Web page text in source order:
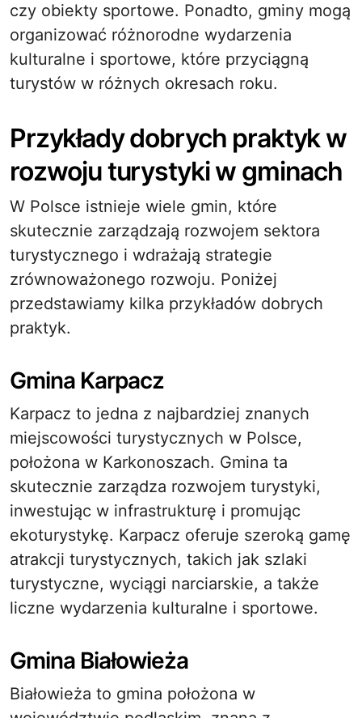
czy obiekty sportowe. Ponadto, gminy mogą
organizować różnorodne wydarzenia
kulturalne i sportowe, które przyciągną
turystów w różnych okresach roku.
Przykłady dobrych praktyk w
rozwoju turystyki w gminach
W Polsce istnieje wiele gmin, które
skutecznie zarządzają rozwojem sektora
turystycznego i wdrażają strategie
zrównoważonego rozwoju. Poniżej
przedstawiamy kilka przykładów dobrych
praktyk.
Gmina Karpacz
Karpacz to jedna z najbardziej znanych
miejscowości turystycznych w Polsce,
położona w Karkonoszach. Gmina ta
skutecznie zarządza rozwojem turystyki,
inwestując w infrastrukturę i promując
ekoturystykę. Karpacz oferuje szeroką gamę
atrakcji turystycznych, takich jak szlaki
turystyczne, wyciągi narciarskie, a także
liczne wydarzenia kulturalne i sportowe.
Gmina Białowieża
Białowieża to gmina położona w